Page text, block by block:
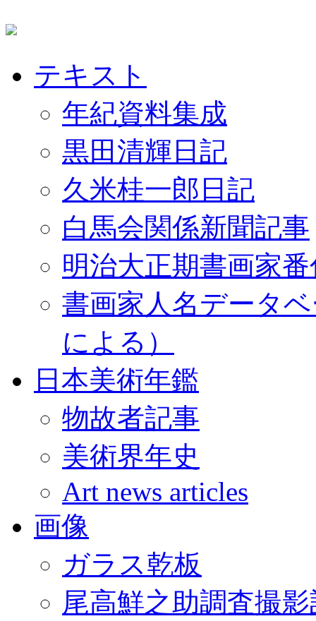
テキスト
年紀資料集成
黒田清輝日記
久米桂一郎日記
白馬会関係新聞記事
明治大正期書画家
書画家人名データ
による）
日本美術年鑑
物故者記事
美術界年史
Art news articles
画像
ガラス乾板
尾高鮮之助調査撮